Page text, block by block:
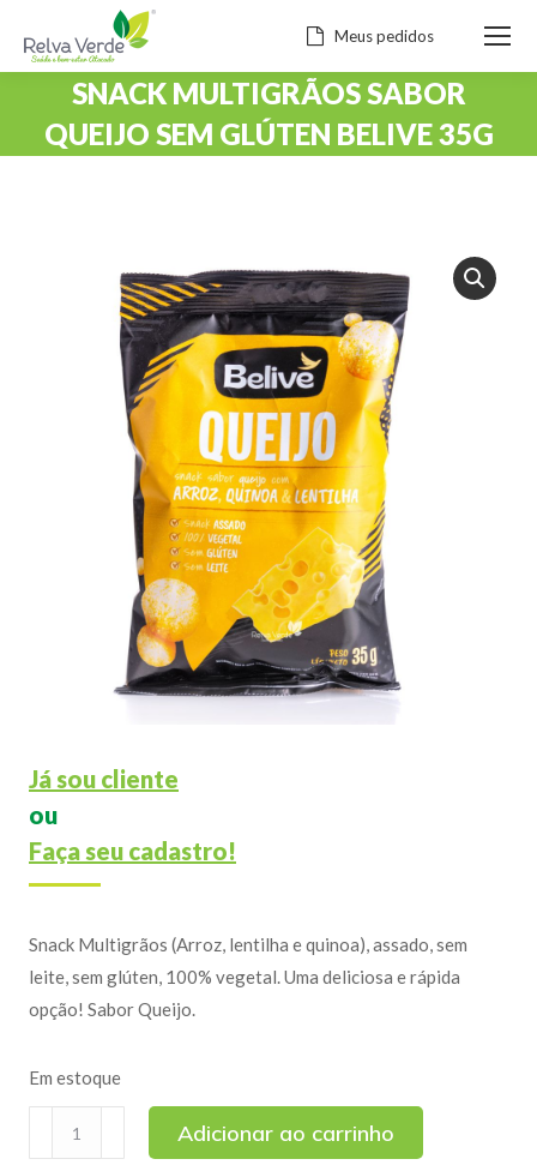
Meus pedidos
SNACK MULTIGRÃOS SABOR
QUEIJO SEM GLÚTEN BELIVE 35G
Já sou cliente
ou
Faça seu cadastro!
Snack Multigrãos (Arroz, lentilha e quinoa), assado, sem
leite, sem glúten, 100% vegetal. Uma deliciosa e rápida
opção! Sabor Queijo.
Em estoque
Multigrãos
Adicionar ao carrinho